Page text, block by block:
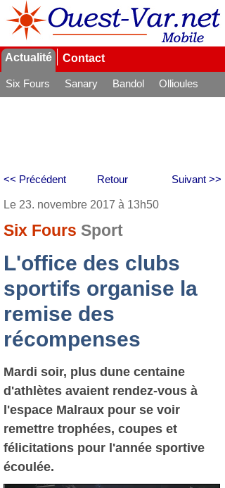
Actualité Contact
Six Fours Sanary Bandol
Ollioules
Retour
<< Précédent Suivant >>
Le 23. novembre 2017 à 13h50
Six Fours Sport
L'office des clubs
sportifs organise la
remise des
récompenses
Mardi soir, plus dune centaine
d'athlètes avaient rendez-vous à
l'espace Malraux pour se voir
remettre trophées, coupes et
félicitations pour l'année sportive
écoulée.